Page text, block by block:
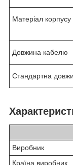
Матеріал корпусу
Довжина кабелю
Стандартна
Виробник
Країна виробник